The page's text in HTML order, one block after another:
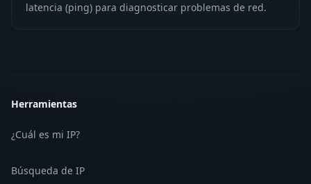
latencia (ping) para diagnosticar problemas de red.
Herramientas
¿Cuál es mi IP?
Búsqueda de IP